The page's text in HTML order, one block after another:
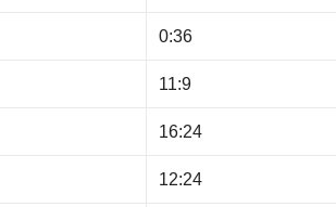
0:36
11:9
16:24
12:24